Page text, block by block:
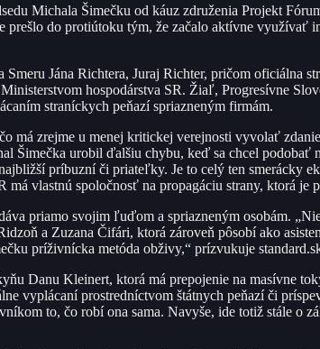
Michala Šimečku od káuz združenia Projekt
do protiútoku tým, že začalo aktívne
Jána Richtera, Juraj Richter, pričom oficiálna
hospodárstva SR. Žiaľ, Progresívne
straníckych peňazí spriazneným firmám.
má zrejme u menej kritickej verejnosti vyvolať
Šimečka urobil ďalšiu chybu, keď sa chcel
príbuzní či priateľky. Je to celý ten smerácky
vlastnú spoločnosť na propagáciu strany, ktorá je
priamo svojim ľuďom a spriazneným osobám.
a Zuzana Čifári, ktorá zároveň pôsobí ako
príživnícka metóda obživy,“ prízvukuje
Danu Kleinert, ktorá má prepojenie na masívne
vyplácaní prostredníctvom štátnych peňazí či
to, čo robí ona sama. Navyše, ide totiž stále o